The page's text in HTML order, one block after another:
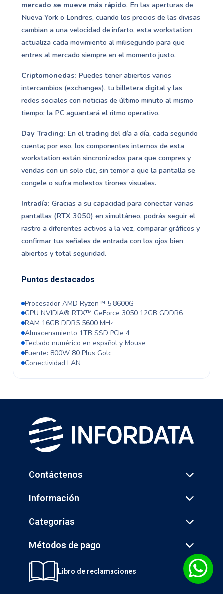
mercado se mueve más rápido. En las aperturas de
Nueva York o Londres, cuando los precios de las divisas
cambian a una velocidad de infarto, esta workstation
actualiza cada movimiento al milisegundo para que
entres al mercado siempre en el momento justo.
Criptomonedas: Puedes tener abiertos varios
intercambios (exchanges), tu billetera digital y las
redes sociales con noticias de último minuto al mismo
tiempo; la PC aguantará el ritmo operativo.
Day Trading: En el trading del día a día, cada segundo
cuenta; por eso, los componentes internos de esta
workstation están sincronizados para que compres y
vendas con un solo clic, sin temor a que la pantalla se
congele o sufra molestos tirones visuales.
Intradía: Gracias a su capacidad para conectar varias
pantallas (RTX 3050) en simultáneo, podrás seguir el
rastro a diferentes activos a la vez, comparar gráficos y
confirmar tus señales de entrada con los ojos bien
abiertos y total seguridad.
Puntos destacados
Procesador AMD Ryzen™ 5 8600G
GPU NVIDIA® RTX™ GeForce 3050 12GB GDDR6
RAM 16GB DDR5 5600 MHz
Almacenamiento 1TB SSD PCIe 4
Teclado numérico en español y Mouse
Fuente: 800W 80 Plus Gold
Conectividad LAN
Contáctenos
Información
Categorías
Métodos de pago
Libro de reclamaciones